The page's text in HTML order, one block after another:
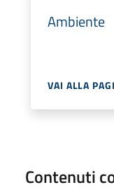
Ambiente
VAI ALLA
Contenuti